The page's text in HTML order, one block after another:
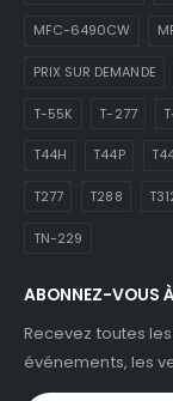
MFC-6490CW
PRIX SUR DEMANDE
T-55K T-277
T44H T44P
T277 T288
TN-229
ABONNEZ-VOUS À
Recevez toutes
événements, les